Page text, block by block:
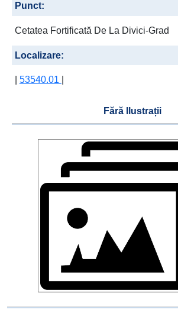
Punct:
Cetatea Fortificată De La Divici-Grad
Localizare:
53540.01
Fără Ilustrații